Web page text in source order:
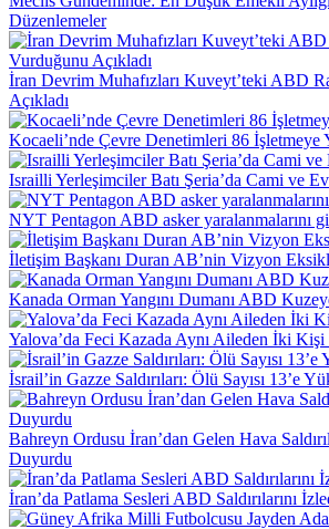
Düzenlemeler
İran Devrim Muhafızları Kuveyt’teki ABD
Açıkladı
Kocaeli’nde Çevre Denetimleri 86 İşletmeye
Israilli Yerleşimciler Batı Şeria’da Cami ve
NYT Pentagon ABD asker yaralanmalarını
İletişim Başkanı Duran AB’nin Vizyon
Kanada Orman Yangını Dumanı ABD
Yalova’da Feci Kazada Aynı Aileden İki Kişi
İsrail’in Gazze Saldırıları: Ölü Sayısı 13’e
Bahreyn Ordusu İran’dan Gelen Hava
Duyurdu
İran’da Patlama Sesleri ABD Saldırılarını